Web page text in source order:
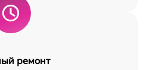
ремонт